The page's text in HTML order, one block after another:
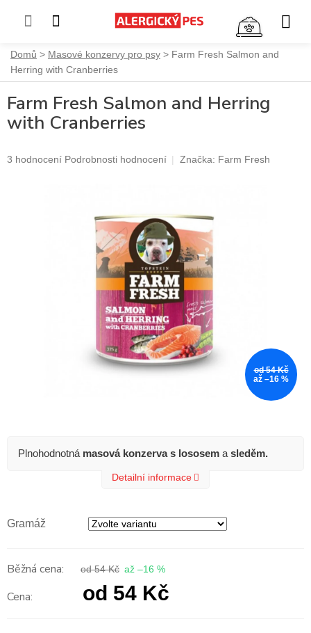
Přejít
obsah
Domů Masové konzervy pro psy
Farm Fresh Salmon and
Herring with Cranberries
Farm Fresh Salmon and Herring
with Cranberries
Průměrné
3 hodnocení Podrobnosti hodnocení Značka: Farm Fresh
od 54 Kč
až –16 %
od 54 Kč až –16 %
od 54 Kč
Gramáž
Plnohodnotná masová konzerva s lososem asleděm.
Detailní informace